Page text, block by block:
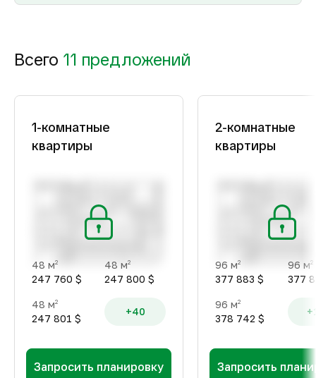
Всего 11 предложений
1-комнатные
квартиры
48 м2
247 760 $
48 м2
247 800 $
48 м2
247 801 $
+40
Запросить планировку
2-комнатные
квартиры
96 м2
377 883 $
96 м2
377
96 м2
378 742 $
Запросить